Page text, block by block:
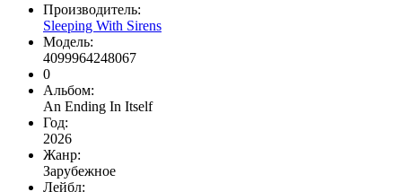
Производитель:
Sleeping With Sirens
Модель:
4099964248067
0
Альбом:
An Ending In Itself
Год:
2026
Жанр:
Зарубежное
Лейбл: